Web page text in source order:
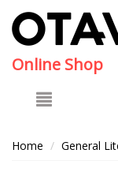
Online Shop
Home General